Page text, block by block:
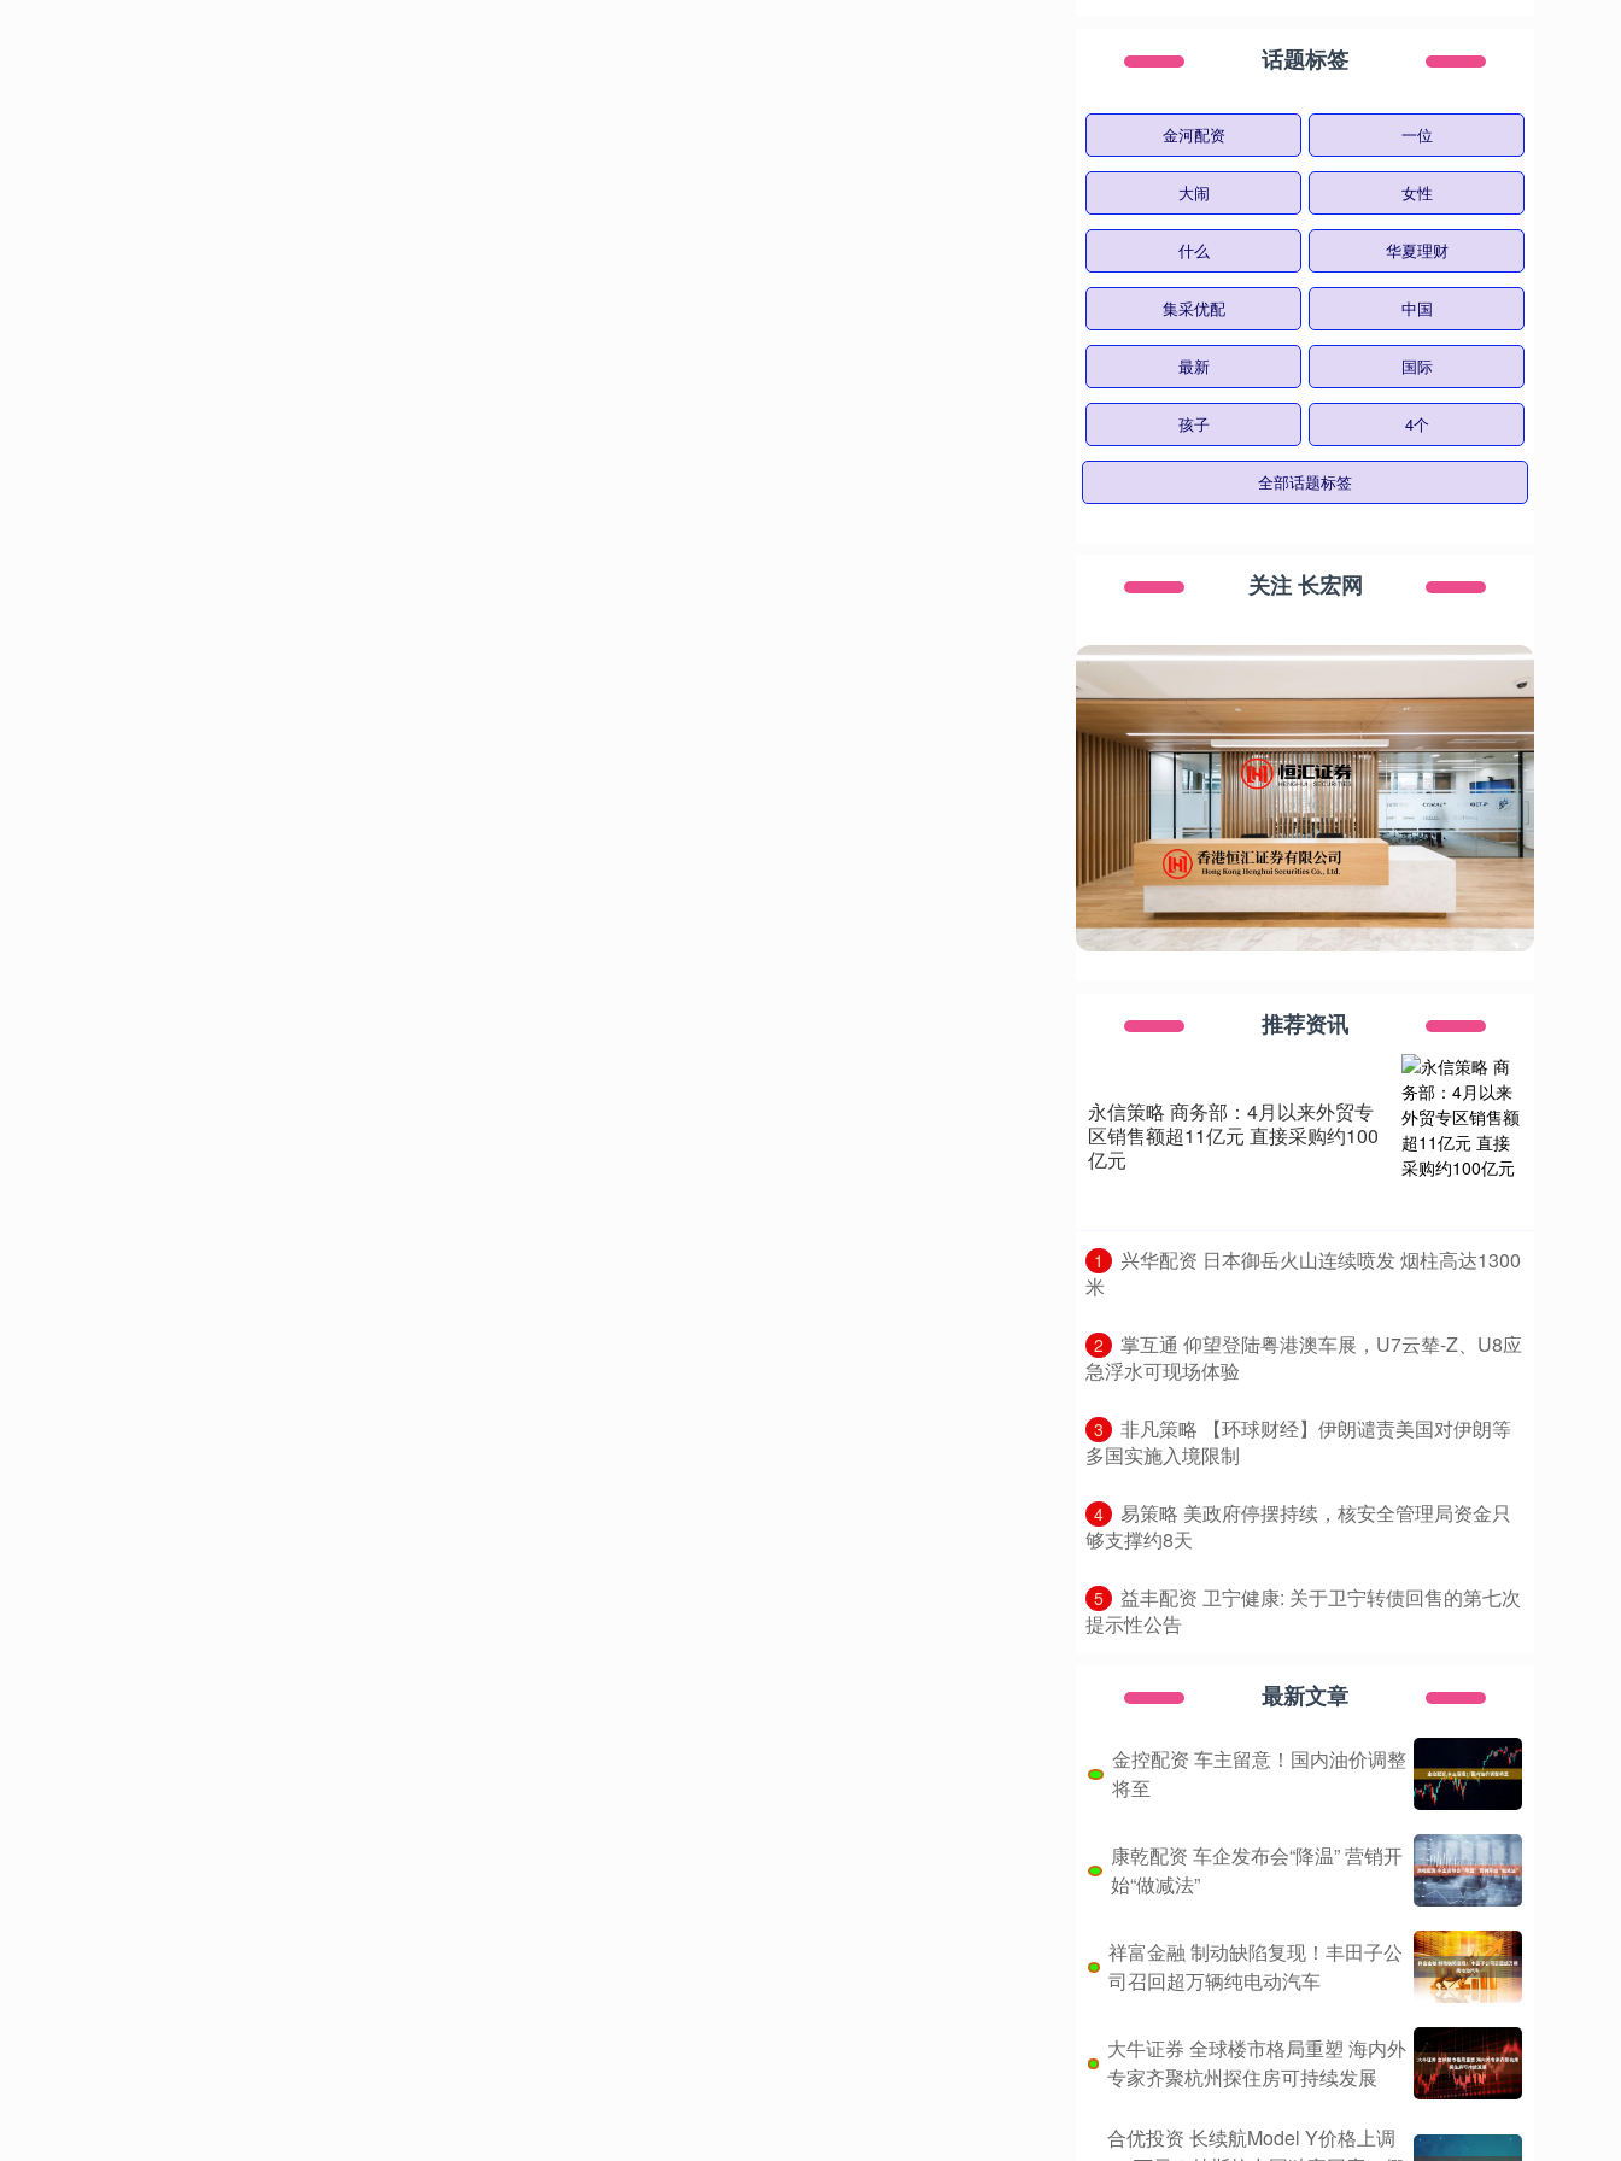
话题标签
金河配资 一位
大闹 女性
什么 华夏理财
集采优配 中国
最新 国际
孩子 4个
全部话题标签
关注 长宏网
推荐资讯
永信策略 商务部：4月以来外贸专
区销售额超11亿元 直接采购约100
亿元
1
​兴华配资 日本御岳火山连续喷发 烟柱高达1300
米
2
​掌互通 仰望登陆粤港澳车展，U7云辇-Z、U8应
急浮水可现场体验
3
​非凡策略 【环球财经】伊朗谴责美国对伊朗等
多国实施入境限制
4
​易策略 美政府停摆持续，核安全管理局资金只
够支撑约8天
5
​益丰配资 卫宁健康: 关于卫宁转债回售的第七次
提示性公告
最新文章
金控配资 车主留意！国内油价调整
将至
康乾配资 车企发布会“降温” 营销开
始“做减法”
祥富金融 制动缺陷复现！丰田子公
司召回超万辆纯电动汽车
大牛证券 全球楼市格局重塑 海内外
专家齐聚杭州探住房可持续发展
合优投资 长续航Model Y价格上调